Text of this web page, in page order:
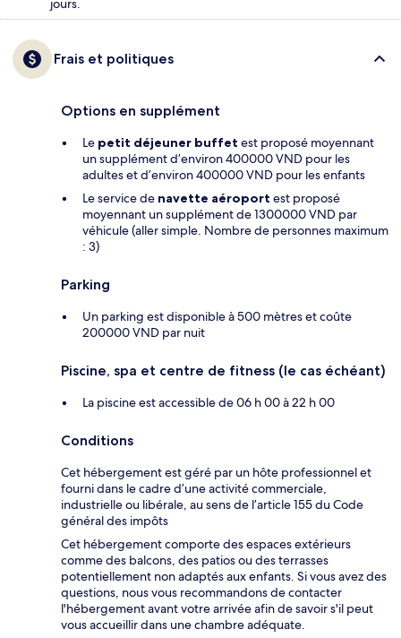
jours.
Frais et politiques
Options en supplément
Le petit déjeuner buffet est proposé moyennant
un supplément d’environ 400000 VND pour les
adultes et d’environ 400000 VND pour les enfants
Le service de navette aéroport est proposé
moyennant un supplément de 1300000 VND par
véhicule (aller simple. Nombre de personnes maximum
: 3)
Parking
Un parking est disponible à 500 mètres et coûte
200000 VND par nuit
Piscine, spa et centre de fitness (le cas échéant)
La piscine est accessible de 06 h 00 à 22 h 00
Conditions
Cet hébergement est géré par un hôte professionnel et
fourni dans le cadre d’une activité commerciale,
industrielle ou libérale, au sens de l’article 155 du Code
général des impôts
Cet hébergement comporte des espaces extérieurs
comme des balcons, des patios ou des terrasses
potentiellement non adaptés aux enfants. Si vous avez des
questions, nous vous recommandons de contacter
l'hébergement avant votre arrivée afin de savoir s'il peut
vous accueillir dans une chambre adéquate.